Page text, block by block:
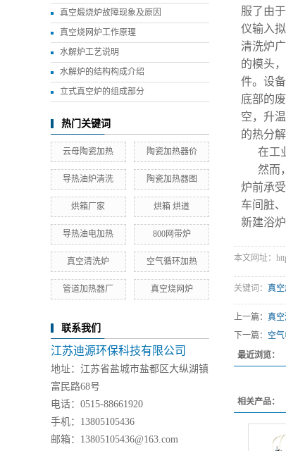
真空煅烧炉故障现象及原因
真空烧网炉工作原理
水解炉工艺说明
水解炉的结构构成介绍
立式真空炉的组成部分
热门关键词
云母陶瓷加热 陶瓷加热器价
导热油炉清洗 陶瓷加热器图
烘箱厂家 烘箱 烘道
导热油电加热 800网带炉
真空清洗炉 空气循环加热
管道加热器厂 真空烧网炉
联系我们
江苏迪源环保科技有限公司
地址：江苏省盐城市盐都区大纵湖镇
富民路68号
电话：0515-88661920
手机：13805105436
邮箱：13805105436@163.com
服了由
仪输入
清洗炉
的模头
件。设
底部的
空，升
的热分
在工
然而
炉前承
车间脏
新建浴炉
本文网址：
关键词： 真
上一篇： 真
下一篇： 空
最近浏览：
相关产品：